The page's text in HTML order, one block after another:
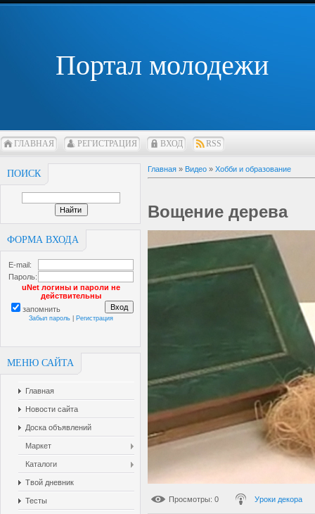
Портал молодежи
ГЛАВНАЯ РЕГИСТРАЦИЯ ВХОД RSS
ПОИСК
ФОРМА ВХОДА
E-mail:
Пароль:
uNet логины и пароли не
действительны
запомнить
Забыл пароль Регистрация
МЕНЮ САЙТА
Главная
Новости сайта
Доска объявлений
Маркет
Каталоги
Твой дневник
Тесты
Главная » Видео » Хобби и образование
Вощение дерева
Просмотры: 0 Уроки декора